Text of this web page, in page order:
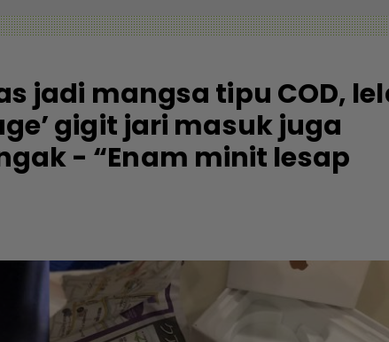
jadi mangsa tipu COD,
gigit jari masuk juga
- “Enam minit lesap